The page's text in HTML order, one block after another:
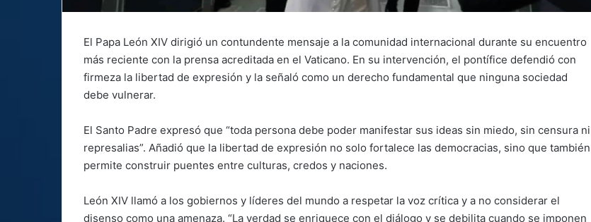
El Papa León XIV dirigió un contundente mensaje a la comunidad internacional durante su encuentro
más reciente con la prensa acreditada en el Vaticano. En su intervención, el pontífice defendió con
firmeza la libertad de expresión y la señaló como un derecho fundamental que ninguna sociedad
debe vulnerar.
El Santo Padre expresó que “toda persona debe poder manifestar sus ideas sin miedo, sin censura ni
represalias”. Añadió que la libertad de expresión no solo fortalece las democracias, sino que también
permite construir puentes entre culturas, credos y naciones.
León XIV llamó a los gobiernos y líderes del mundo a respetar la voz crítica y a no considerar el
disenso como una amenaza. “La verdad se enriquece con el diálogo y se debilita cuando se imponen